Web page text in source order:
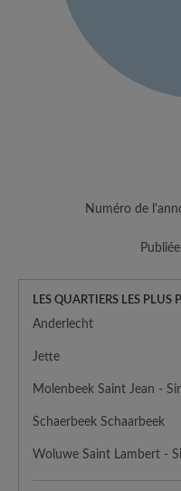
Numéro de
LES QUARTIERS LES PLUS
Anderlecht
Jette
Schaerbeek Schaarbeek